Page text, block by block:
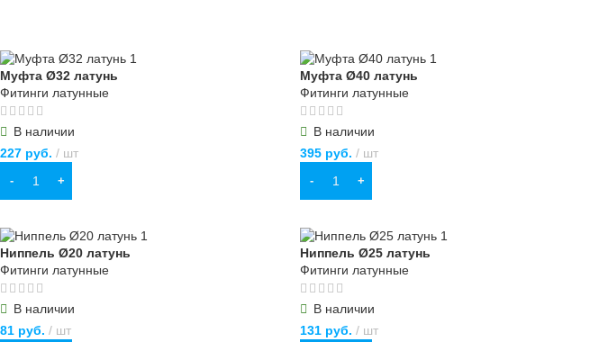
Муфта Ø32 латунь
Фитинги латунные
В наличии
227 руб. шт
В КОРЗИНУ
Муфта Ø40 латунь
Фитинги латунные
В наличии
395 руб. шт
В КОРЗИНУ
Ниппель Ø20 латунь
Фитинги латунные
В наличии
81 руб. шт
Ниппель Ø25 латунь
Фитинги латунные
В наличии
131 руб. шт